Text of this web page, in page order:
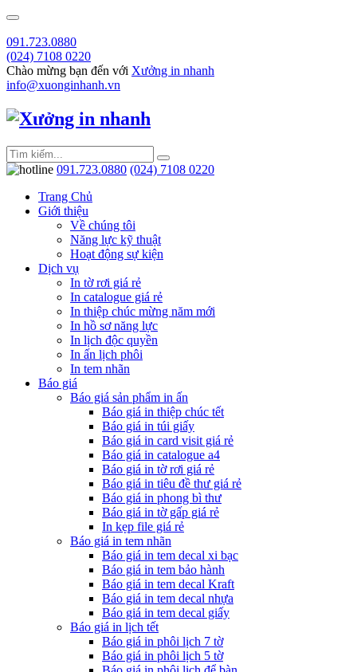
091.723.0880
(024) 7108 0220
Chào mừng bạn đến với Xưởng in nhanh
info@xuonginhanh.vn
091.723.0880 (024) 7108 0220
Trang Chủ
Giới thiệu
Về chúng tôi
Năng lực kỹ thuật
Hoạt động sự kiện
Dịch vụ
In tờ rơi giá rẻ
In catalogue giá rẻ
In thiệp chúc mừng năm mới
In hồ sơ năng lực
In lịch độc quyền
In ấn lịch phôi
In tem nhãn
Báo giá
Báo giá sản phẩm in ấn
Báo giá in thiệp chúc tết
Báo giá in túi giấy
Báo giá in card visit giá rẻ
Báo giá in catalogue a4
Báo giá in tờ rơi giá rẻ
Báo giá in tiêu đề thư giá rẻ
Báo giá in phong bì thư
Báo giá in tờ gấp giá rẻ
In kẹp file giá rẻ
Báo giá in tem nhãn
Báo giá in tem decal xi bạc
Báo giá in tem bảo hành
Báo giá in tem decal Kraft
Báo giá in tem decal nhựa
Báo giá in tem decal giấy
Báo giá in lịch tết
Báo giá in phôi lịch 7 tờ
Báo giá in phôi lịch 5 tờ